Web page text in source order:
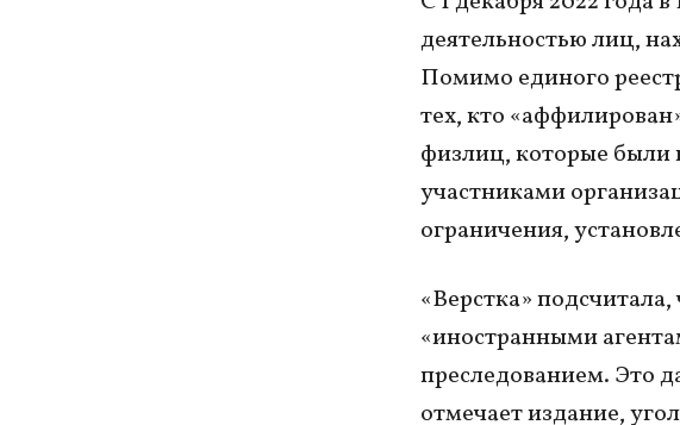
деятельностью лиц,
Помимо единого
тех, кто
физлиц, которые были
участниками
ограничения,
«Верстка»
«иностранными
преследованием. Это
отмечает издание,